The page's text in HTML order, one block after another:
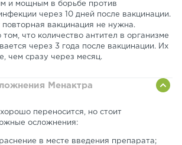
и мощным в борьбе против
через 10 дней после вакцинации.
повторная вакцинация не нужна.
что количество антител в организме
через 3 года после вакцинации. Их
чем сразу через месяц.
Менактра
переносится, но стоит
осложнения:
в месте введения препарата;